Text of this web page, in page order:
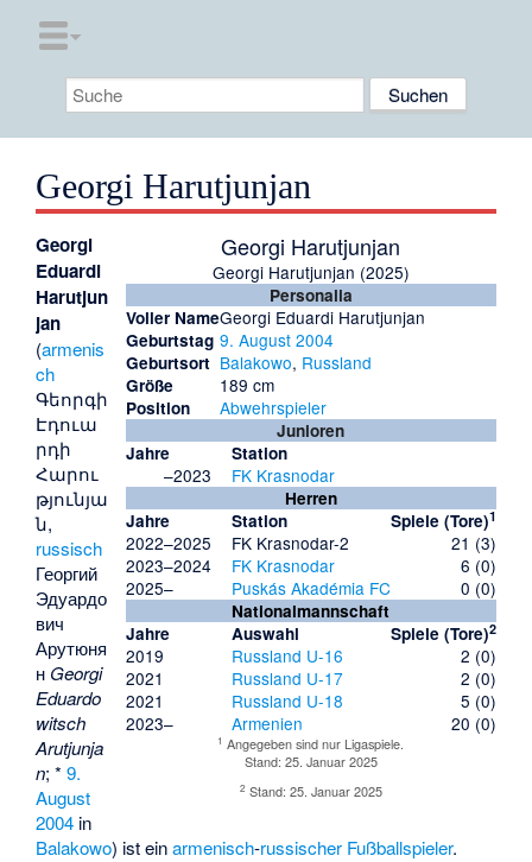
Georgi Harutjunjan
Georgi Harutjunjan
Georgi Harutjunjan (2025)
Personalia
Voller NameGeorgi Eduardi Harutjunjan
Geburtstag 9. August 2004
Geburtsort Balakowo, Russland
Größe 189 cm
Position Abwehrspieler
Junioren
Jahre
Station
–2023 FK Krasnodar
Herren
Jahre
Station Spiele (Tore)1
2022–2025 FK Krasnodar-2
21 (3)
2023–2024
FK Krasnodar
6 (0)
2025–
Puskás Akadémia FC 0 (0)
Nationalmannschaft
Jahre
Auswahl Spiele (Tore)2
2019 Russland U-16
2 (0)
2021
Russland U-17
2 (0)
2021
Russland U-18
5 (0)
2023–
Armenien 20 (0)
1 Angegeben sind nur Ligaspiele.
Stand: 25. Januar 2025
2 Stand: 25. Januar 2025
Georgi
Eduardi
Harutjun
jan
(armenis
ch
Գեորգի
Էդուա
րդի
Հարու
թյունյա
ն,
russisch
Георгий
Эдуардо
вич
Арутюня
н Georgi
Eduardo
witsch
Arutjunja
n; *9.
August
2004 in
Balakowo) ist einarmenisch-russischer Fußballspieler.